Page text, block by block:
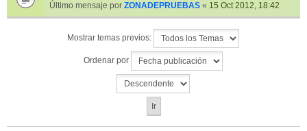
Último mensaje por ZONADEPRUEBAS « 15 Oct 2012, 18:42
Mostrar temas previos:
Ordenar por